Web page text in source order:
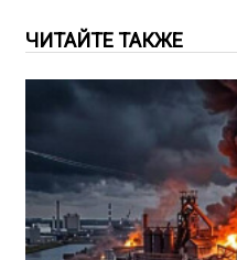
ЧИТАЙТЕ ТАКЖЕ